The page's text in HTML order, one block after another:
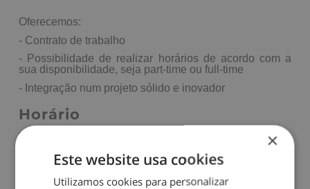
Oferecemos:
- Contrato de trabalho
- Possibilidade de realizar horários de acordo com a
sua disponibilidade, seja part-time ou full-time
- Integração num projeto sólido e inovador
Horário
Tardes
Empregadas Domésticas | Por horas
×
Este website usa cookies
Utilizamos cookies para personalizar